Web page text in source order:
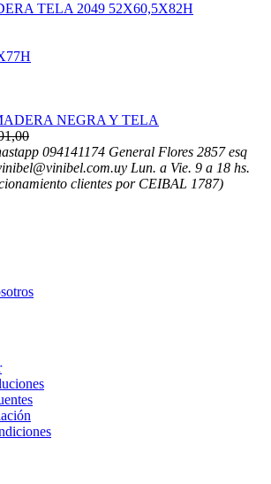
TELA 2049 52X60,5X82H
NEGRA Y TELA
094141174 General Flores 2857 esq
Lun. a Vie. 9 a 18 hs.
clientes por CEIBAL 1787)